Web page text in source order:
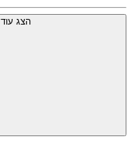
הצג עוד